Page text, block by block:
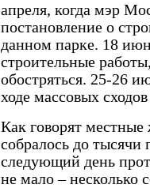
апреля, когда мэр
постановление о
данном парке. 18
строительные
обостряться. 25-26
ходе массовых
Как говорят местные
собралось до тысячи
следующий день
не мало – несколько